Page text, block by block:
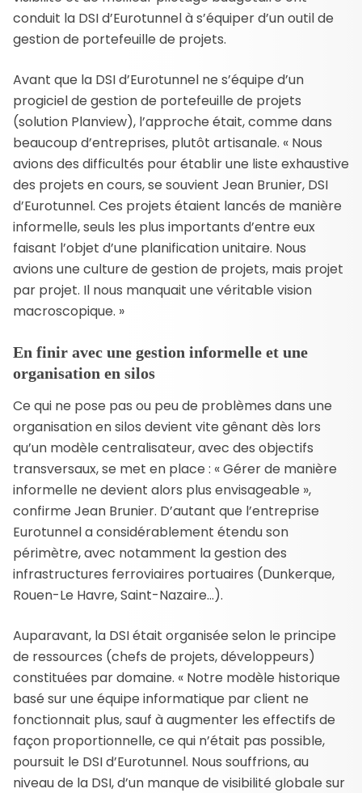
conduit la DSI d’Eurotunnel à s’équiper d’un outil de
gestion de portefeuille de projets.
Avant que la DSI d’Eurotunnel ne s’équipe d’un
progiciel de gestion de portefeuille de projets
(solution Planview), l’approche était, comme dans
beaucoup d’entreprises, plutôt artisanale. « Nous
avions des difficultés pour établir une liste exhaustive
des projets en cours, se souvient Jean Brunier, DSI
d’Eurotunnel. Ces projets étaient lancés de manière
informelle, seuls les plus importants d’entre eux
faisant l’objet d’une planification unitaire. Nous
avions une culture de gestion de projets, mais projet
par projet. Il nous manquait une véritable vision
macroscopique. »
En finir avec une gestion informelle et une
organisation en silos
Ce qui ne pose pas ou peu de problèmes dans une
organisation en silos devient vite gênant dès lors
qu’un modèle centralisateur, avec des objectifs
transversaux, se met en place : « Gérer de manière
informelle ne devient alors plus envisageable »,
confirme Jean Brunier. D’autant que l’entreprise
Eurotunnel a considérablement étendu son
périmètre, avec notamment la gestion des
infrastructures ferroviaires portuaires (Dunkerque,
Rouen-Le Havre, Saint-Nazaire…).
Auparavant, la DSI était organisée selon le principe
de ressources (chefs de projets, développeurs)
constituées par domaine. « Notre modèle historique
basé sur une équipe informatique par client ne
fonctionnait plus, sauf à augmenter les effectifs de
façon proportionnelle, ce qui n’était pas possible,
poursuit le DSI d’Eurotunnel. Nous souffrions, au
niveau de la DSI, d’un manque de visibilité globale sur